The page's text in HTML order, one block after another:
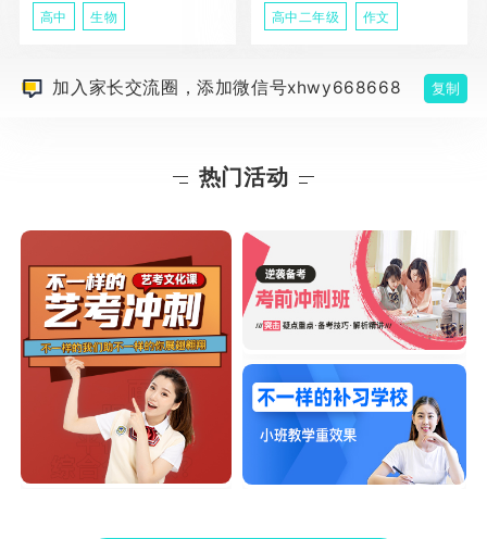
高中 生物 高中二年级 作文
加入家长交流圈，添加微信号xhwy668668 复制
热门活动